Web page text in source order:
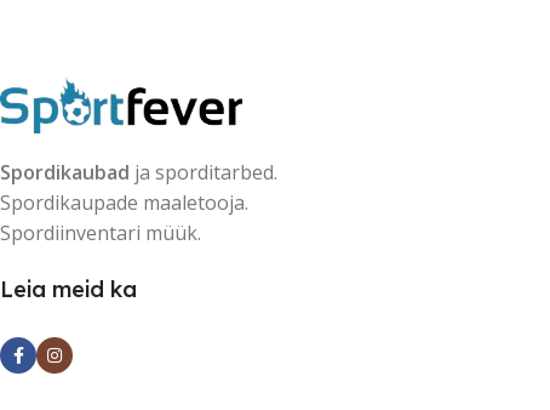
Spordikaubad ja sporditarbed.
Spordikaupade maaletooja.
Spordiinventari müük.
Leia meid ka